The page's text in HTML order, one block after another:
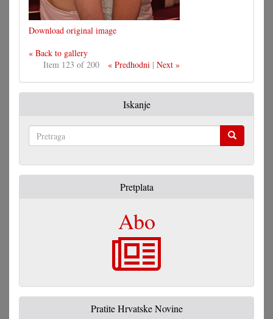
Download original image
« Back to gallery
Item 123 of 200
« Predhodni| Next »
Iskanje
Pretplata
Abo
Pratite Hrvatske Novine